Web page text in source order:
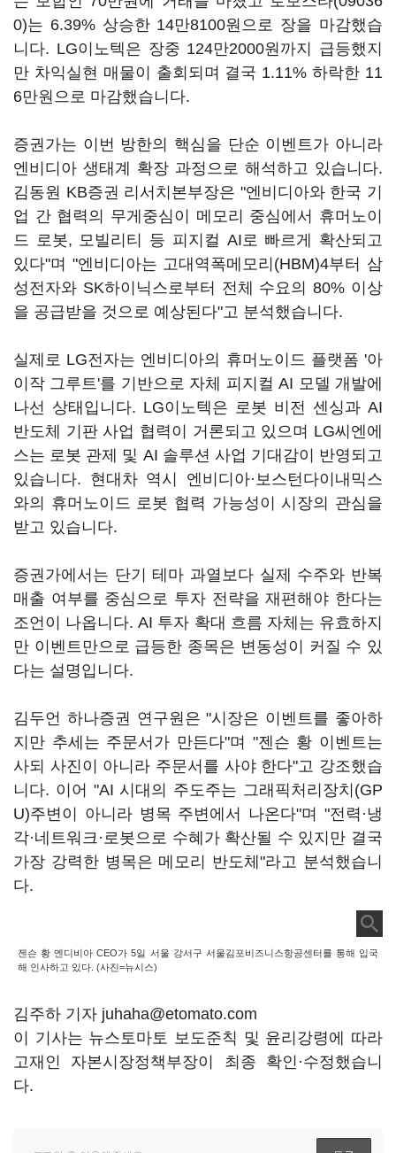
0)는 6.39% 상승한 14만8100원으로 장을 마감했습
니다. LG이노텍은 장중 124만2000원까지 급등했지
만 차익실현 매물이 출회되며 결국 1.11% 하락한 11
6만원으로 마감했습니다.
증권가는 이번 방한의 핵심을 단순 이벤트가 아니라
엔비디아 생태계 확장 과정으로 해석하고 있습니다.
김동원 KB증권 리서치본부장은 "엔비디아와 한국 기
업 간 협력의 무게중심이 메모리 중심에서 휴머노이
드 로봇, 모빌리티 등 피지컬 AI로 빠르게 확산되고
있다"며 "엔비디아는 고대역폭메모리(HBM)4부터 삼
성전자와 SK하이닉스로부터 전체 수요의 80% 이상
을 공급받을 것으로 예상된다"고 분석했습니다.
실제로 LG전자는 엔비디아의 휴머노이드 플랫폼 '아
이작 그루트'를 기반으로 자체 피지컬 AI 모델 개발에
나선 상태입니다. LG이노텍은 로봇 비전 센싱과 AI
반도체 기판 사업 협력이 거론되고 있으며 LG씨엔에
스는 로봇 관제 및 AI 솔루션 사업 기대감이 반영되고
있습니다. 현대차 역시 엔비디아·보스턴다이내믹스
와의 휴머노이드 로봇 협력 가능성이 시장의 관심을
받고 있습니다.
증권가에서는 단기 테마 과열보다 실제 수주와 반복
매출 여부를 중심으로 투자 전략을 재편해야 한다는
조언이 나옵니다. AI 투자 확대 흐름 자체는 유효하지
만 이벤트만으로 급등한 종목은 변동성이 커질 수 있
다는 설명입니다.
김두언 하나증권 연구원은 "시장은 이벤트를 좋아하
지만 추세는 주문서가 만든다"며 "젠슨 황 이벤트는
사되 사진이 아니라 주문서를 사야 한다"고 강조했습
니다. 이어 "AI 시대의 주도주는 그래픽처리장치(GP
U)주변이 아니라 병목 주변에서 나온다"며 "전력·냉
각·네트워크·로봇으로 수혜가 확산될 수 있지만 결국
가장 강력한 병목은 메모리 반도체"라고 분석했습니
다.
젠슨 황 엔디비아 CEO가 5일 서울 강서구 서울김포비즈니스항공센터를 통해 입국
해 인사하고 있다. (사진=뉴시스)
김주하 기자 juhaha@etomato.com
이 기사는 뉴스토마토 보도준칙 및 윤리강령에 따라
고재인 자본시장정책부장이 최종 확인·수정했습니
다.